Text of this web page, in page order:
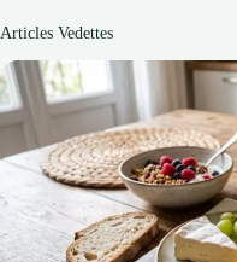
Articles Vedettes